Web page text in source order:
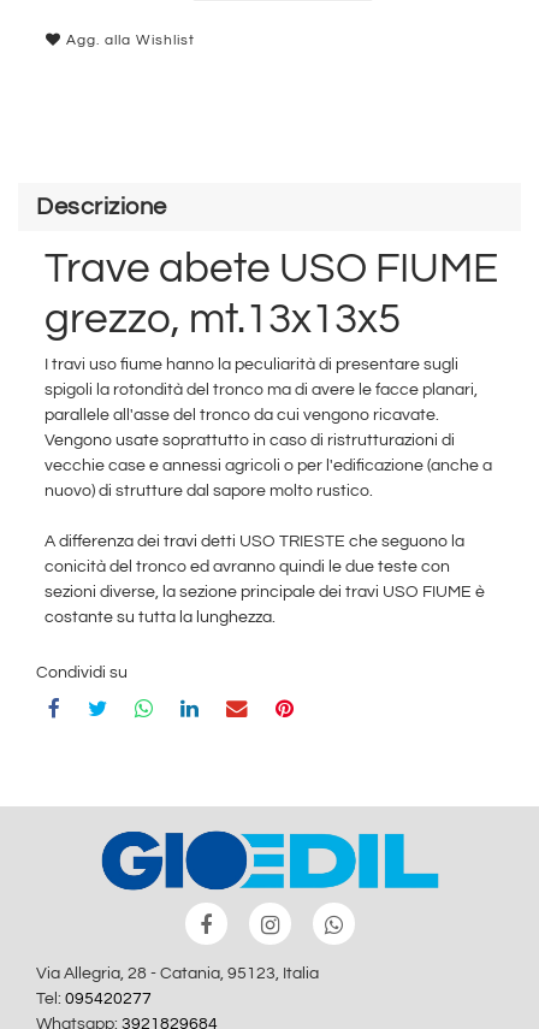
Agg. alla Wishlist
Descrizione
Trave abete USO FIUME
grezzo, mt.13x13x5
I travi uso fiume hanno la peculiarità di presentare sugli
spigoli la rotondità del tronco ma di avere le facce planari,
parallele all'asse del tronco da cui vengono ricavate.
Vengono usate soprattutto in caso di ristrutturazioni di
vecchie case e annessi agricoli o per l'edificazione (anche a
nuovo) di strutture dal sapore molto rustico.
A differenza dei travi detti USO TRIESTE che seguono la
conicità del tronco ed avranno quindi le due teste con
sezioni diverse, la sezione principale dei travi USO FIUME è
costante su tutta la lunghezza.
Condividi su
Via Allegria, 28 - Catania, 95123, Italia
Tel: 095420277
Whatsapp: 3921829684